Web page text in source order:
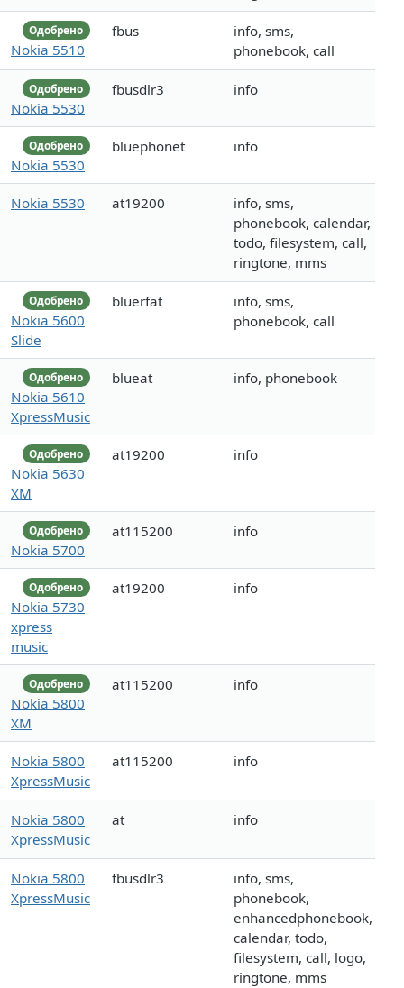
Одобрено
Nokia 5510
fbus
info, sms,
phonebook, call
Одобрено
Nokia 5530
fbusdlr3 info
Одобрено
Nokia 5530
bluephonet info
Nokia 5530 at19200
info, sms,
phonebook, calendar,
todo, filesystem, call,
ringtone, mms
Одобрено
Nokia 5600
Slide
bluerfat
info, sms,
phonebook, call
Одобрено
Nokia 5610
XpressMusic
blueat info, phonebook
Одобрено
Nokia 5630
XM
at19200 info
Одобрено
Nokia 5700
at115200 info
Одобрено
Nokia 5730
xpress
music
at19200 info
Одобрено
Nokia 5800
XM
at115200 info
Nokia 5800
XpressMusic
at115200 info
Nokia 5800
XpressMusic
at info
Nokia 5800
XpressMusic
fbusdlr3
info, sms,
phonebook,
enhancedphonebook,
calendar, todo,
filesystem, call, logo,
ringtone, mms